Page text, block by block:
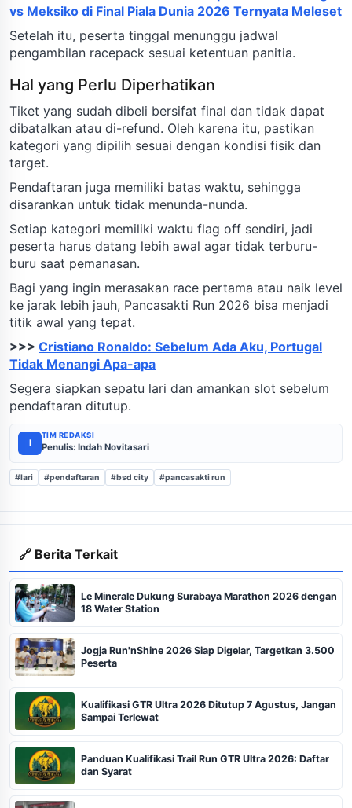
vs Meksiko di Final Piala Dunia 2026 Ternyata Meleset
Setelah itu, peserta tinggal menunggu jadwal
pengambilan racepack sesuai ketentuan panitia.
Hal yang Perlu Diperhatikan
Tiket yang sudah dibeli bersifat final dan tidak dapat
dibatalkan atau di-refund. Oleh karena itu, pastikan
kategori yang dipilih sesuai dengan kondisi fisik dan
target.
Pendaftaran juga memiliki batas waktu, sehingga
disarankan untuk tidak menunda-nunda.
Setiap kategori memiliki waktu flag off sendiri, jadi
peserta harus datang lebih awal agar tidak terburu-
buru saat pemanasan.
Bagi yang ingin merasakan race pertama atau naik level
ke jarak lebih jauh, Pancasakti Run 2026 bisa menjadi
titik awal yang tepat.
>>> Cristiano Ronaldo: Sebelum Ada Aku, Portugal
Tidak Menangi Apa-apa
Segera siapkan sepatu lari dan amankan slot sebelum
pendaftaran ditutup.
I
TIM REDAKSI
Penulis: Indah Novitasari
#lari #pendaftaran #bsd city #pancasakti run
🔗 Berita Terkait
Le Minerale Dukung Surabaya Marathon 2026 dengan
18 Water Station
Jogja Run'nShine 2026 Siap Digelar, Targetkan 3.500
Peserta
Kualifikasi GTR Ultra 2026 Ditutup 7 Agustus, Jangan
Sampai Terlewat
Panduan Kualifikasi Trail Run GTR Ultra 2026: Daftar
dan Syarat